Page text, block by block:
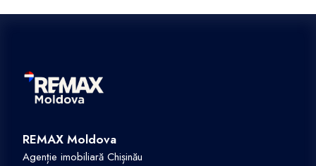
REMAX Moldova
Agenție imobiliară Chișinău